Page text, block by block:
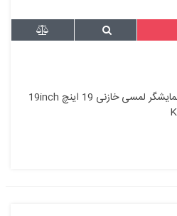
کامپیوتر پک کامل All-in-One با نمایشگر لمسی خازنی 19 اینچ 19inch